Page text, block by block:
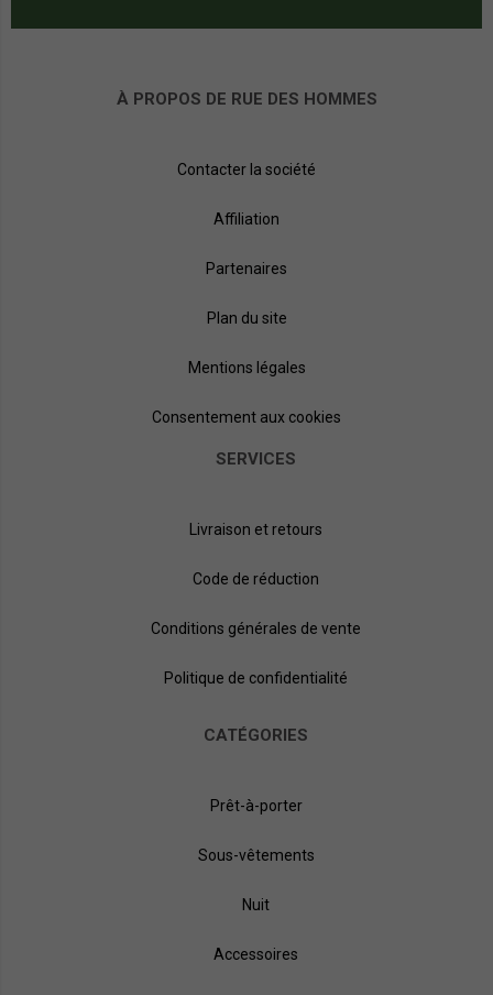
À PROPOS DE RUE DES HOMMES
Contacter la société
Affiliation
Partenaires
Plan du site
Mentions légales
Consentement aux cookies
SERVICES
Livraison et retours
Code de réduction
Conditions générales de vente
Politique de confidentialité
CATÉGORIES
Prêt-à-porter
Sous-vêtements
Nuit
Accessoires